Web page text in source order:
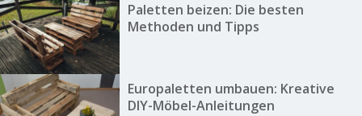
Paletten beizen: Die besten
Methoden und Tipps
Europaletten umbauen: Kreative
DIY-Möbel-Anleitungen